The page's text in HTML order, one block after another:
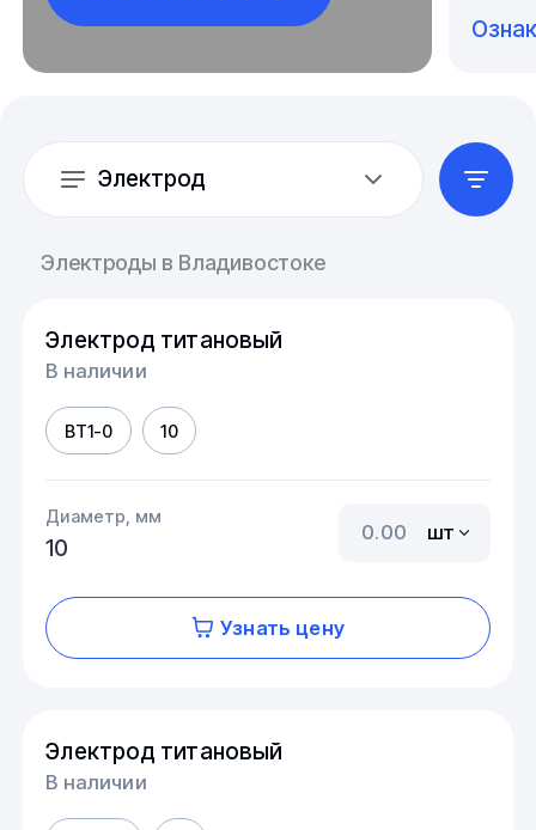
Электрод
Электроды в Владивостоке
Электрод титановый
В наличии
ВТ1-0 10
Диаметр, мм
10
шт
Узнать цену
Электрод титановый
В наличии